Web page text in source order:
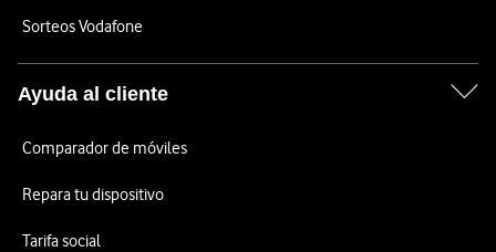
Sorteos Vodafone
Ayuda al cliente
Comparador de móviles
Repara tu dispositivo
Tarifa social